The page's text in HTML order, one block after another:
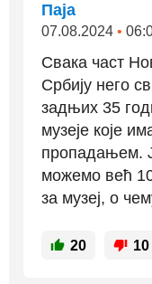
Паја
07.08.2024 •
Свака част
Србију него
задњих 35
музеје које
пропадањем.
можемо већ
за музеј, о
20 10